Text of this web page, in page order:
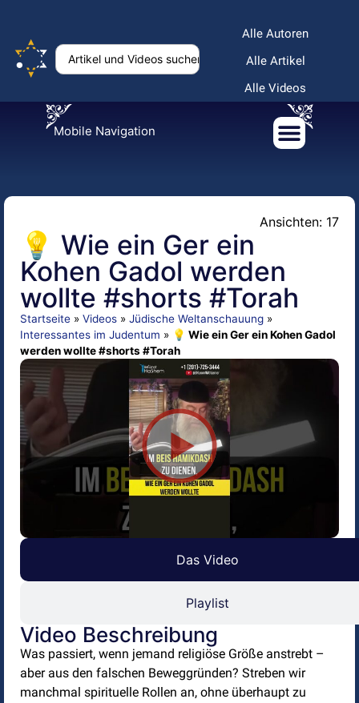
Alle Autoren
Alle Artikel
Alle Videos
Mobile Navigation
Ansichten: 17
💡 Wie ein Ger ein
Kohen Gadol werden
wollte #shorts #Torah
Startseite » Videos » Jüdische Weltanschauung »
Interessantes im Judentum » 💡 Wie ein Ger ein Kohen Gadol
werden wollte #shorts #Torah
Das Video
Playlist
Video Beschreibung
Was passiert, wenn jemand religiöse Größe anstrebt –
aber aus den falschen Beweggründen? Streben wir
manchmal spirituelle Rollen an, ohne überhaupt zu